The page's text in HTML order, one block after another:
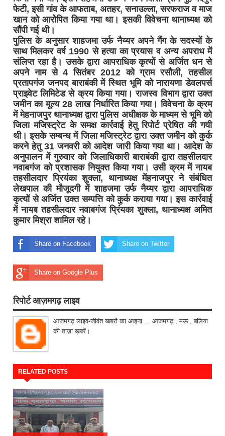
फेटी, इसी गांव के आफताब, अतहर, सनाउल्ला, सरफराज व माज
खान को आरोपित किया गया था। इसकी विवेचना थानाध्यक्ष को
सौंपी गई थी।
पुलिस के अनुसार शाहजमा उर्फ नैय्यर अपने गैंग के सदस्यों के
साथ मिलकर वर्ष 1990 से हत्या का प्रयास व अन्य अपराध में
संलिप्त रहा है। उसके द्वारा आपराधिक कृत्यों से अर्जित धन से
अपने नाम से 4 सितंबर 2012 को ग्राम रसौली, तहसील
प्रतापगंज जनपद बाराबंकी में स्थित भूमि को नारायणा डेवलपर्स
प्राइवेट लिमिटेड से क्रय किया गया। राजस्व विभाग द्वारा उक्त
जमीन का मूल्य 28 लाख निर्धारित किया गया। विवेचना के क्रम
में मेहनाजपुर थानाध्यक्ष द्वारा पुलिस अधीक्षक के माध्यम से भूमि को
जिला मजिस्ट्रेट के समक्ष कार्रवाई हेतु रिपोर्ट प्रेषित की गयी
थी। इसके सम्बन्ध में जिला मजिस्ट्रेट द्वारा उक्त जमीन को कुर्क
करने हेतु 31 जनवरी को आदेश जारी किया गया था। आदेश के
अनुपालन में गुरुवार को जिलाधिकारी बाराबंकी द्वारा तहसीलदार
नवाबगंज को प्रशासक नियुक्त किया गया। उसी क्रम में नायब
तहसीलदार प्रियंका शुक्ला, थानाध्यक्ष मेंहनाजपुर ने संबंधित
लेखपाल की मौजूदगी में शाहजमा उर्फ नैय्यर द्वारा आपराधिक
कृत्यों से अर्जित उक्त सम्पत्ति को कुर्क कराया गया। इस कार्रवाई
में नायब तहसीलदार नवाबगंज प्रिंयका शुक्ला, थानाध्यक्ष अमित
कुमार मिश्रा शामिल रहे।
Share on Facebook Share on Twitter
Share on Google Plus
रिपोर्ट आज़मगढ़ लाइव
आजमगढ़ लाइव-जीवंत खबरों का आइना ... आजमगढ़ , मऊ , बलिया
की ताज़ा ख़बरें।
RELATED POSTS